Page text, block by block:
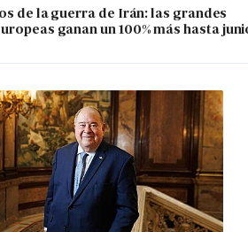
de la guerra de Irán: las grandes
ganan un 100% más hasta